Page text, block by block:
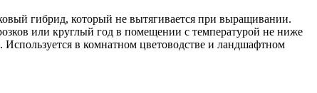
гибрид, который не вытягивается при выращивании.
или круглый год в помещении с температурой не ниже
в комнатном цветоводстве и ландшафтном